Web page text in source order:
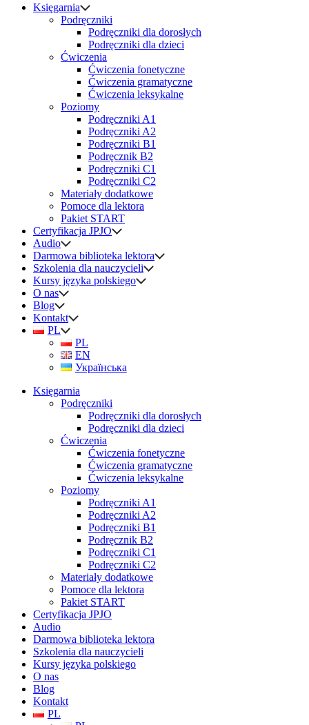
Księgarnia
Podręczniki
Podręczniki dla dorosłych
Podręczniki dla dzieci
Ćwiczenia
Ćwiczenia fonetyczne
Ćwiczenia gramatyczne
Ćwiczenia leksykalne
Poziomy
Podręczniki A1
Podręczniki A2
Podręczniki B1
Podręcznik B2
Podręczniki C1
Podręczniki C2
Materiały dodatkowe
Pomoce dla lektora
Pakiet START
Certyfikacja JPJO
Audio
Darmowa biblioteka lektora
Szkolenia dla nauczycieli
Kursy języka polskiego
O nas
Blog
Kontakt
PL
PL
EN
Українська
Księgarnia
Podręczniki
Podręczniki dla dorosłych
Podręczniki dla dzieci
Ćwiczenia
Ćwiczenia fonetyczne
Ćwiczenia gramatyczne
Ćwiczenia leksykalne
Poziomy
Podręczniki A1
Podręczniki A2
Podręczniki B1
Podręcznik B2
Podręczniki C1
Podręczniki C2
Materiały dodatkowe
Pomoce dla lektora
Pakiet START
Certyfikacja JPJO
Audio
Darmowa biblioteka lektora
Szkolenia dla nauczycieli
Kursy języka polskiego
O nas
Blog
Kontakt
PL